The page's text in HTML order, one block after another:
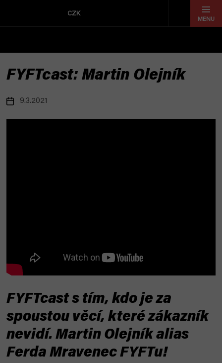
CZK
FYFTcast: Martin Olejník
9.3.2021
FYFTcast s tím, kdo je za
spoustou věcí, které zákazník
nevidí. Martin Olejník alias
Ferda Mravenec FYFTu!